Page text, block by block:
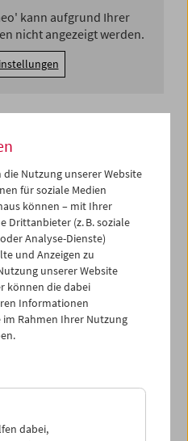
kann aufgrund Ihrer
nicht angezeigt werden.
zusammengeführt
platziert auf zwei
von Vater
Alter seinen Traum erfüllte
Sein Sohn Ernst –
Tontaubenschießen – hält
Leben einer
1934–1936) in Form
fest.
die Wiener Industriellen-
Austria") in der Freizeit:
Motorbootfahrt am
im Sportwagen auf
des Riederbergs. Die
die Vorführung
und Leistung epochalen
Nutzung unserer Website
für soziale Medien
können – mit Ihrer
Drittanbieter (z. B. soziale
Analyse-Dienste)
und Anzeigen zu
unserer Website
können die dabei
Informationen
Rahmen Ihrer Nutzung
dabei,